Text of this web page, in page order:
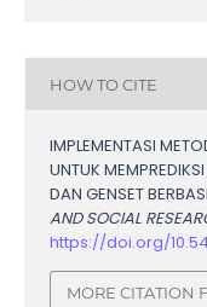
HOW TO CITE
IMPLEMENTASI
UNTUK
DAN GENSET
AND SOCIAL
https://doi.org/
MORE CITATION